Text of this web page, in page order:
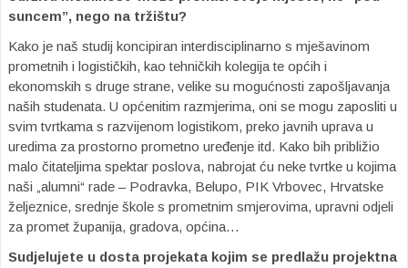
suncem”, nego na tržištu?
Kako je naš studij koncipiran interdisciplinarno s mješavinom
prometnih i logističkih, kao tehničkih kolegija te općih i
ekonomskih s druge strane, velike su mogućnosti zapošljavanja
naših studenata. U općenitim razmjerima, oni se mogu zaposliti u
svim tvrtkama s razvijenom logistikom, preko javnih uprava u
uredima za prostorno prometno uređenje itd. Kako bih približio
malo čitateljima spektar poslova, nabrojat ću neke tvrtke u kojima
naši „alumni“ rade – Podravka, Belupo, PIK Vrbovec, Hrvatske
željeznice, srednje škole s prometnim smjerovima, upravni odjeli
za promet županija, gradova, općina…
Sudjelujete u dosta projekata kojim se predlažu projektna